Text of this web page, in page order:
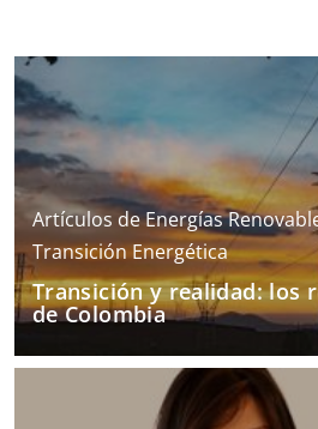
Artículos de Energías
Transición Energética
Transición y realidad: los
de Colombia